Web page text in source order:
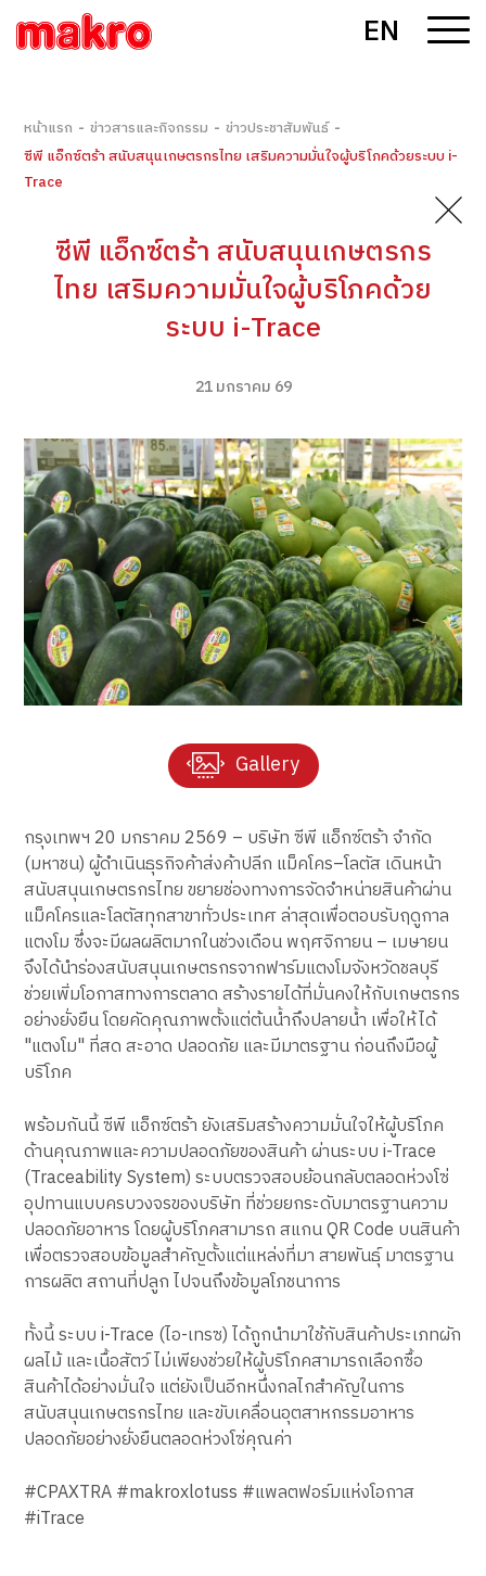
EN
หน้าแรก - ข่าวสารและกิจกรรม - ข่าวประชาสัมพันธ์ -
ซีพี แอ็กซ์ตร้า สนับสนุนเกษตรกรไทย เสริมความมั่นใจผู้บริโภคด้วยระบบ i-
Trace
ซีพี แอ็กซ์ตร้า สนับสนุนเกษตรกร
ไทย เสริมความมั่นใจผู้บริโภคด้วย
ระบบ i-Trace
21 มกราคม 69
Gallery
กรุงเทพฯ 20 มกราคม 2569 – บริษัท ซีพี แอ็กซ์ตร้า จำกัด
(มหาชน) ผู้ดำเนินธุรกิจค้าส่งค้าปลีก แม็คโคร–โลตัส เดินหน้า
สนับสนุนเกษตรกรไทย ขยายช่องทางการจัดจำหน่ายสินค้าผ่าน
แม็คโครและโลตัสทุกสาขาทั่วประเทศ ล่าสุดเพื่อตอบรับฤดูกาล
แตงโม ซึ่งจะมีผลผลิตมากในช่วงเดือน พฤศจิกายน – เมษายน
จึงได้นำร่องสนับสนุนเกษตรกรจากฟาร์มแตงโมจังหวัดชลบุรี
ช่วยเพิ่มโอกาสทางการตลาด สร้างรายได้ที่มั่นคงให้กับเกษตรกร
อย่างยั่งยืน โดยคัดคุณภาพตั้งแต่ต้นน้ำถึงปลายน้ำ เพื่อให้ได้
"แตงโม" ที่สด สะอาด ปลอดภัย และมีมาตรฐาน ก่อนถึงมือผู้
บริโภค
พร้อมกันนี้ ซีพี แอ็กซ์ตร้า ยังเสริมสร้างความมั่นใจให้ผู้บริโภค
ด้านคุณภาพและความปลอดภัยของสินค้า ผ่านระบบ i-Trace
(Traceability System) ระบบตรวจสอบย้อนกลับตลอดห่วงโซ่
อุปทานแบบครบวงจรของบริษัท ที่ช่วยยกระดับมาตรฐานความ
ปลอดภัยอาหาร โดยผู้บริโภคสามารถ สแกน QR Code บนสินค้า
เพื่อตรวจสอบข้อมูลสำคัญตั้งแต่แหล่งที่มา สายพันธุ์ มาตรฐาน
การผลิต สถานที่ปลูก ไปจนถึงข้อมูลโภชนาการ
ทั้งนี้ ระบบ i-Trace (ไอ-เทรซ) ได้ถูกนำมาใช้กับสินค้าประเภทผัก
ผลไม้ และเนื้อสัตว์ ไม่เพียงช่วยให้ผู้บริโภคสามารถเลือกซื้อ
สินค้าได้อย่างมั่นใจ แต่ยังเป็นอีกหนึ่งกลไกสำคัญในการ
สนับสนุนเกษตรกรไทย และขับเคลื่อนอุตสาหกรรมอาหาร
ปลอดภัยอย่างยั่งยืนตลอดห่วงโซ่คุณค่า
#CPAXTRA #makroxlotuss #แพลตฟอร์มแห่งโอกาส
#iTrace